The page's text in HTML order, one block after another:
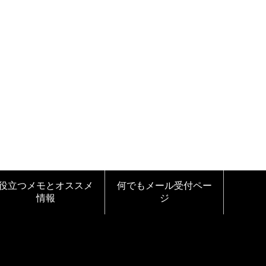
立つメモとオススメ
情報
何でもメール受付ペー
ジ